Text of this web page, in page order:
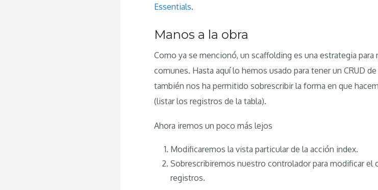
Essentials.
Manos a la obra
Como ya se mencionó, un scaffolding es una estrategia
comunes. Hasta aquí lo hemos usado para tener un CRUD
también nos ha permitido sobrescribir la forma en que
(listar los registros de la tabla).
Ahora iremos un poco más lejos
Modificaremos la vista particular de la acción index.
Sobrescribiremos nuestro controlador para modificar el
registros.